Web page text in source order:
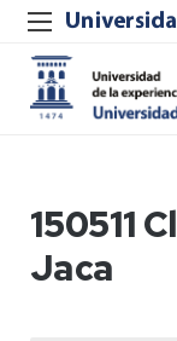
150511
Jaca